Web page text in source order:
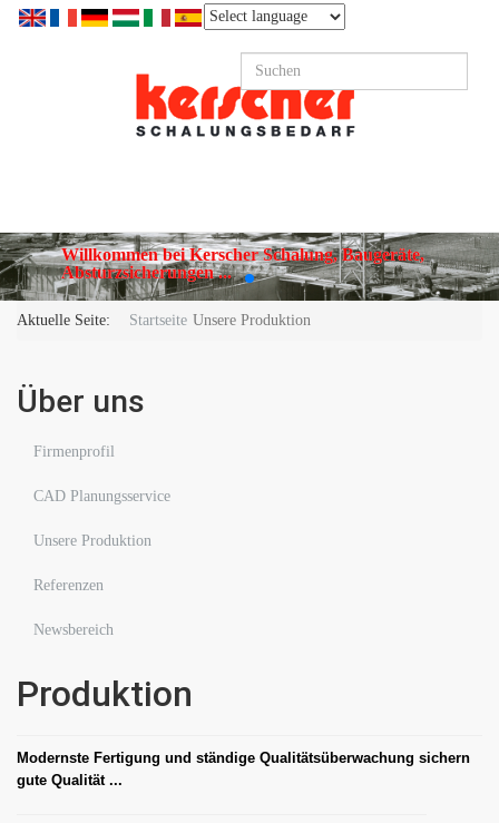
Willkommen bei Kerscher Schalung, Baugeräte,
Absturzsicherungen ...
Aktuelle Seite: Startseite Unsere Produktion
Über uns
Firmenprofil
CAD Planungsservice
Unsere Produktion
Referenzen
Newsbereich
Produktion
Modernste Fertigung und ständige Qualitätsüberwachung sichern
gute Qualität ...